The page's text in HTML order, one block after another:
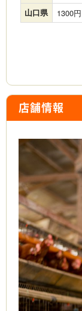
山口県 1300
店舗情報